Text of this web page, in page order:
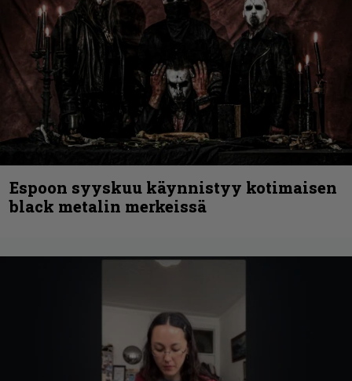
Espoon syyskuu käynnistyy kotimaisen
black metalin merkeissä